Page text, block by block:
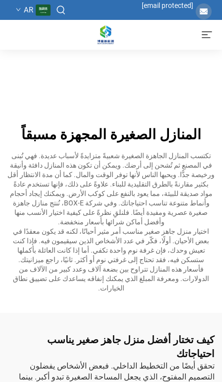
[email protected]
AR
المنازل الصغيرة المجهزة مسبقاً
تكتسب المنازل الجاهزة الصغيرة شعبيةً متزايدةً لأسباب عديدة. فهي تُبنى
في المصنع ثم تُشحن إلى أرضك. ويمكن أن تكون هذه المنازل دافئة وأنيقة
ورخيصة جدًّا. ويحبها الناس لأنها توفر الوقت والمال. كما أن مدة الانتظار أقل
بكثير مقارنةً بالطرق التقليدية للبناء. علاوةً على ذلك، فإنها تستخدم عادةً
مواد صديقة للبيئة، مما يعود بالنفع على كوكب الأرض. ويمكنك إيجاد أحجام
وأنماط متنوعة تناسب احتياجاتك. وفي شركة BOX-E، نُنتج منازل جاهزة
صغيرة عصرية ومفيدة أيضًا. فلنلقِ نظرةً على كيفية اختيار الأنسب منها
وأفضل أماكن شرائها بأسعار منخفضة.
اختيار منزل جاهز صغير مناسب أمر مثير أحيانًا، لكنه قد يكون معقدًا في
بعض الأحيان. أولًا، فكّر في عدد الأشخاص الذين سيقيمون فيه. فإذا كنت
تعيش وحدك، فإن غرفة نوم واحدة تكفي. أما إذا كانت العائلة بأكملها
ستسكن فيه، فقد تحتاج إلى غرفتي نوم أو أكثر. ثانيًا، راجع ميزانيتك.
فأسعار هذه المنازل تتراوح بين بضعة آلاف وعدد كبير من الآلاف من
الدولارات. ومعرفة المبلغ الذي يمكنك إنفاقه يساعدك على تضييق نطاق
الخيارات.
كيف تختار أفضل منزل جاهز صغير يناسب
احتياجاتك
تحقق أيضًا من التخطيط الداخلي. فبعض الأشخاص يفضلون
التصميم المفتوح، الذي يجعل المساحة الصغيرة تبدو أكبر. بينما